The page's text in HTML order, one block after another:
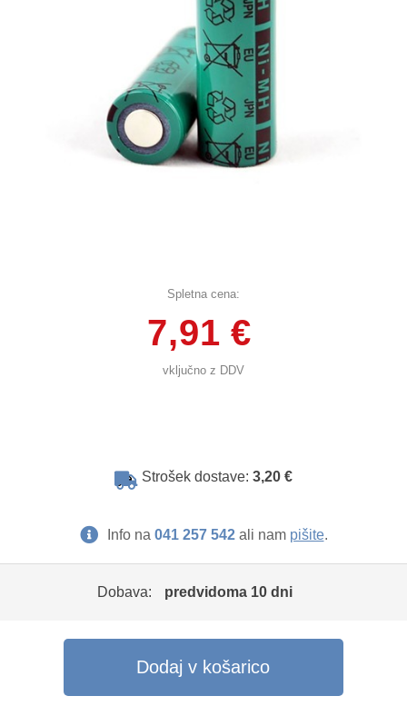
Spletna cena:
7,91 €
vključno z DDV
Strošek dostave: 3,20 €
Info na 041 257 542ali nam pišite.
Dobava: predvidoma 10 dni
Dodaj v košarico